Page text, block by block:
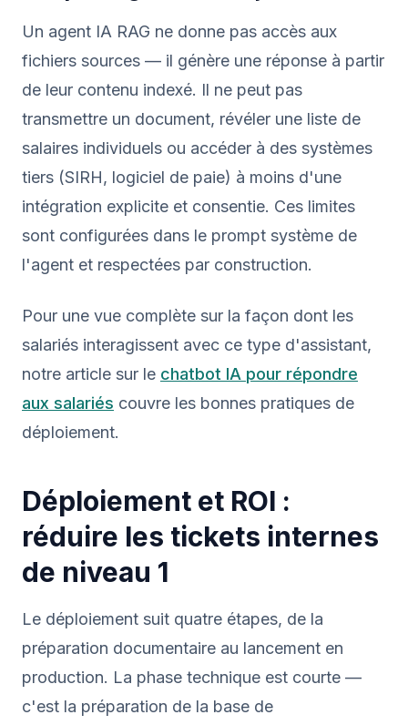
Un agent IA RAG ne donne pas accès aux
fichiers sources — il génère une réponse à partir
de leur contenu indexé. Il ne peut pas
transmettre un document, révéler une liste de
salaires individuels ou accéder à des systèmes
tiers (SIRH, logiciel de paie) à moins d'une
intégration explicite et consentie. Ces limites
sont configurées dans le prompt système de
l'agent et respectées par construction.
Pour une vue complète sur la façon dont les
salariés interagissent avec ce type d'assistant,
notre article sur le chatbot IA pour répondre
aux salariés couvre les bonnes pratiques de
déploiement.
Déploiement et ROI :
réduire les tickets internes
de niveau 1
Le déploiement suit quatre étapes, de la
préparation documentaire au lancement en
production. La phase technique est courte —
c'est la préparation de la base de